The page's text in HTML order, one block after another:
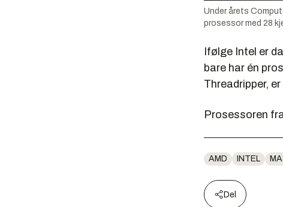
Under årets
prosessor med 28
Ifølge Intel er
bare har én
Threadripper,
Prosessoren
AMD INTEL
Del